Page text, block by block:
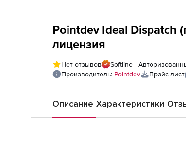
Pointdev Ideal Dispatch
лицензия
Нет отзывов
Softline -
Производитель: Pointdev Прайс-лист
Описание Характеристики